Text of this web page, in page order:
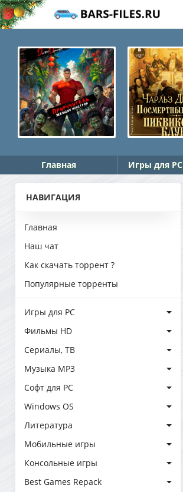
Главная Игры для PC
НАВИГАЦИЯ
Главная
Наш чат
Как скачать торрент ?
Популярные торренты
Игры для PC
Фильмы HD
Сериалы, ТВ
Музыка MP3
Софт для PC
Windows OS
Литература
Мобильные игры
Консольные игры
Best Games Repack